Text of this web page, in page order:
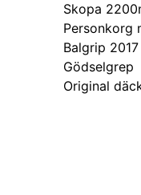
Skopa
Personkorg
Balgrip 2017
Gödselgrep
Original